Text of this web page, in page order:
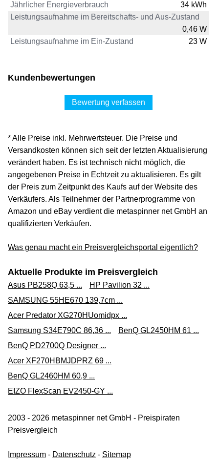
Jährlicher Energieverbrauch
34 kWh
Leistungsaufnahme im Bereitschafts- und Aus-Zustand
0,46 W
Leistungsaufnahme im Ein-Zustand
23 W
Kundenbewertungen
Bewertung verfassen
* Alle Preise inkl. Mehrwertsteuer. Die Preise und
Versandkosten können sich seit der letzten Aktualisierung
verändert haben. Es ist technisch nicht möglich, die
angegebenen Preise in Echtzeit zu aktualisieren. Es gilt
der Preis zum Zeitpunkt des Kaufs auf der Website des
Verkäufers. Als Teilnehmer der Partnerprogramme von
Amazon und eBay verdient die metaspinner net GmbH an
qualifizierten Verkäufen.
Was genau macht ein Preisvergleichsportal eigentlich?
Aktuelle Produkte im Preisvergleich
Asus PB258Q 63,5 ...
HP Pavilion 32 ...
SAMSUNG 55HE670 139,7cm ...
Acer Predator XG270HUomidpx ...
Samsung S34E790C 86,36 ...
BenQ GL2450HM 61 ...
BenQ PD2700Q Designer ...
Acer XF270HBMJDPRZ 69 ...
BenQ GL2460HM 60,9 ...
EIZO FlexScan EV2450-GY ...
2003 - 2026 metaspinner net GmbH - Preispiraten
Preisvergleich
Impressum - Datenschutz - Sitemap